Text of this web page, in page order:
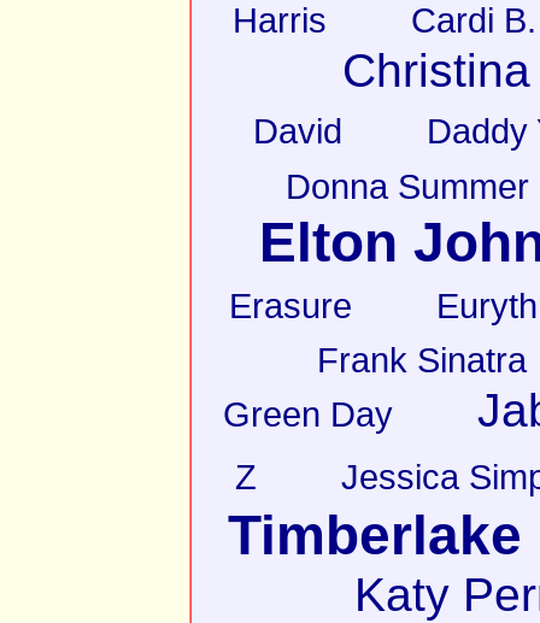
Harris
Cardi B.
David
Daddy
Donna Summer
Elton
Erasure
Frank Sinatra
Green Day
Z Jessica
Timberlake
Katy